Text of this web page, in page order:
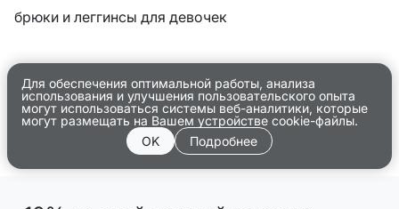
брюки и леггинсы для девочек
Для обеспечения оптимальной работы, анализа
использования и улучшения пользовательского опыта
могут использоваться системы веб-аналитики, которые
могут размещать на Вашем устройстве cookie-файлы.
OK
Подробнее